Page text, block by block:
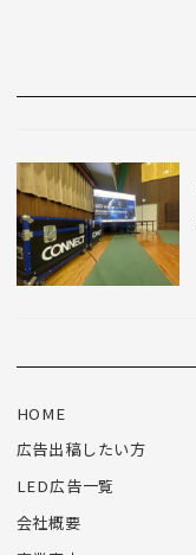
HOME
広告出稿したい方
LED広告一覧
会社概要